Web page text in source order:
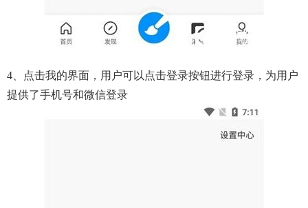
4、点击我的界面，用户可以点击登录按钮进行登录，为用户
提供了手机号和微信登录